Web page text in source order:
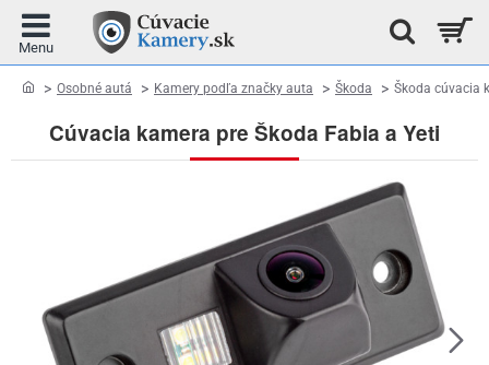
Cúvacia kamera pre Škoda Fabia a Yeti
homeOsobné autá Kamery podľa značky auta Škoda Škoda cúvacia